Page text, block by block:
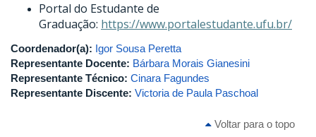
Portal do Estudante de
Graduação: https://www.portalestudante.ufu.br/
Coordenador(a): Igor Sousa Peretta
Representante Docente: Bárbara Morais Gianesini
Representante Técnico: Cinara Fagundes
Representante Discente: Victoria de Paula Paschoal
Voltar para o topo